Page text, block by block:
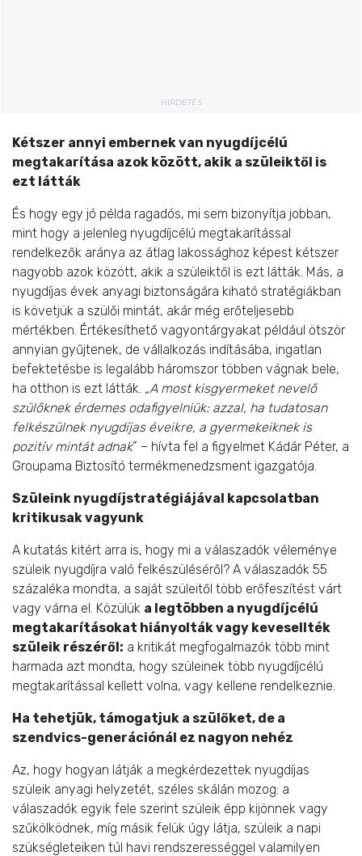
HIRDETÉS
Kétszer annyi embernek van nyugdíjcélú
megtakarítása azok között, akik a szüleiktől is
ezt látták
És hogy egy jó példa ragadós, mi sem bizonyítja jobban,
mint hogy a jelenleg nyugdíjcélú megtakarítással
rendelkezők aránya az átlag lakossághoz képest kétszer
nagyobb azok között, akik a szüleiktől is ezt látták. Más, a
nyugdíjas évek anyagi biztonságára kiható stratégiákban
is követjük a szülői mintát, akár még erőteljesebb
mértékben. Értékesíthető vagyontárgyakat például ötször
annyian gyűjtenek, de vállalkozás indításába, ingatlan
befektetésbe is legalább háromszor többen vágnak bele,
ha otthon is ezt látták. „A most kisgyermeket nevelő
szülőknek érdemes odafigyelniük: azzal, ha tudatosan
felkészülnek nyugdíjas éveikre, a gyermekeiknek is
pozitív mintát adnak” – hívta fel a figyelmet Kádár Péter, a
Groupama Biztosító termékmenedzsment igazgatója.
Szüleink nyugdíjstratégiájával kapcsolatban
kritikusak vagyunk
A kutatás kitért arra is, hogy mi a válaszadók véleménye
szüleik nyugdíjra való felkészüléséről? A válaszadók 55
százaléka mondta, a saját szüleitől több erőfeszítést várt
vagy várna el. Közülük a legtöbben a nyugdíjcélú
megtakarításokat hiányolták vagy kevesellték
szüleik részéről: a kritikát megfogalmazók több mint
harmada azt mondta, hogy szüleinek több nyugdíjcélú
megtakarítással kellett volna, vagy kellene rendelkeznie.
Ha tehetjük, támogatjuk a szülőket, de a
szendvics-generációnál ez nagyon nehéz
Az, hogy hogyan látják a megkérdezettek nyugdíjas
szüleik anyagi helyzetét, széles skálán mozog: a
válaszadók egyik fele szerint szüleik épp kijönnek vagy
szűkölködnek, míg másik felük úgy látja, szüleik a napi
szükségleteiken túl havi rendszerességgel valamilyen